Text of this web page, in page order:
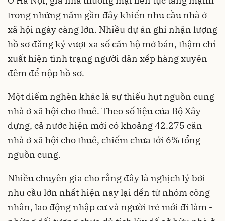
trong những năm gần đây khiến nhu cầu nhà ở
xã hội ngày càng lớn. Nhiều dự án ghi nhận lượng
hồ sơ đăng ký vượt xa số căn hộ mở bán, thậm chí
xuất hiện tình trạng người dân xếp hàng xuyên
đêm để nộp hồ sơ.
Một điểm nghẽn khác là sự thiếu hụt nguồn cung
nhà ở xã hội cho thuê. Theo số liệu của Bộ Xây
dựng, cả nước hiện mới có khoảng 42.275 căn
nhà ở xã hội cho thuê, chiếm chưa tới 6% tổng
nguồn cung.
Nhiều chuyên gia cho rằng đây là nghịch lý bởi
nhu cầu lớn nhất hiện nay lại đến từ nhóm công
nhân, lao động nhập cư và người trẻ mới đi làm -